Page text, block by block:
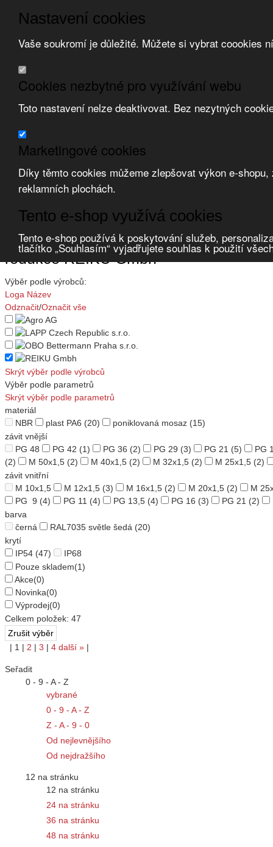
Nastavení cookies
Vaše soukromí je důležité. Můžete si vybrat coookies
Cookies nezbytné pro využívání webu
Toto nastavení nelze deaktivovat. Bez nezytných
Marketingové cookies
Díky těmto cookies můžeme zlepšovat výkon e-
reklamních plochách.
Tento e-shop využívá cookies
Tento e-shop používá k poskytování služeb,
tlačítko „Souhlasím“ vyjadřujete souhlas k použití
Přeskočit na hlavní obsah Přeskočit na doplňující obsah
Obchodní podmínky
Registrace
Zvolte měnu:
Přihlásit uživatele
Úvod Upevňovací materiál kabelové vývodky a přísluš. redukce
redukce REIKU Gmbh
Výběr podle výrobců:
Loga Název
Odznačit/Označit vše
Skrýt výběr podle výrobců
Výběr podle parametrů
Skrýt výběr podle parametrů
materiál
NBR
plast PA6 (20) poniklovaná mosaz (15)
závit vnější
PG 48
PG 42 (1) PG 36 (2) PG 29 (3) PG 21 (5)
PG
(2)
M 50x1,5 (2) M 40x1,5 (2) M 32x1,5 (2) M 25x1,5 (2)
závit vnitřní
M 10x1,5
M 12x1,5 (3) M 16x1,5 (2) M 20x1,5 (2)
M
PG 9 (4) PG 11 (4) PG 13,5 (4) PG 16 (3) PG 21 (2)
barva
černá
RAL7035 světle šedá (20)
krytí
IP54 (47)
IP68
Pouze skladem(1)
Akce(0)
Novinka(0)
Výprodej(0)
Celkem položek: 47
| 1 | 2 | 3 | 4 další » |
Seřadit
0 - 9 - A - Z
vybrané
0 - 9 - A - Z
Z - A - 9 - 0
Od nejlevnějšího
Od nejdražšího
12 na stránku
12 na stránku
24 na stránku
36 na stránku
48 na stránku